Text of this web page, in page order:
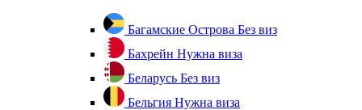
Багамские Острова Без виз
Бахрейн Нужна виза
Беларусь Без виз
Бельгия Нужна виза